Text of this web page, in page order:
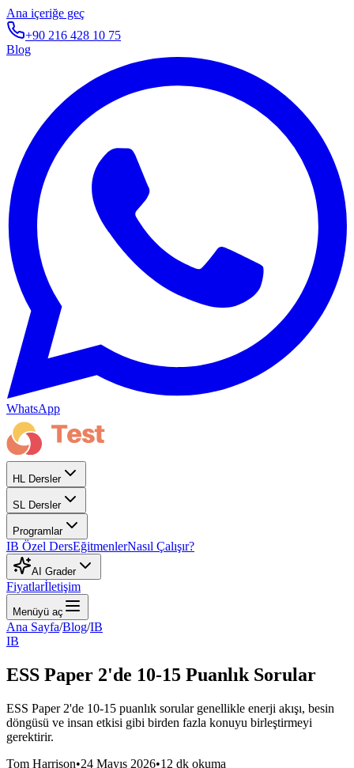
Ana içeriğe geç
+90 216 428 10 75
Blog
WhatsApp
HL Dersler
SL Dersler
Programlar
IB Özel DersEğitmenlerNasıl Çalışır?
AI Grader
Fiyatlarİletişim
Menüyü aç
Ana Sayfa/Blog/IB
IB
ESS Paper 2'de 10-15 Puanlık Sorular
ESS Paper 2'de 10-15 puanlık sorular genellikle enerji akışı, besin
döngüsü ve insan etkisi gibi birden fazla konuyu birleştirmeyi
gerektirir.
Tom Harrison•24 Mayıs 2026•12 dk okuma